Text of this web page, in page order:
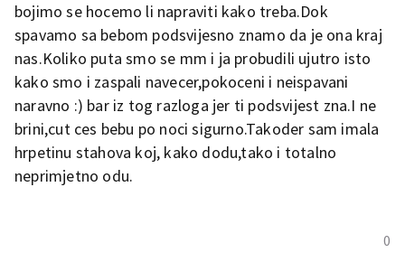
Joj, mene svega strah. Iako imam
jedno dijete, koje će uskoro imati 16
mjeseci, a kad bude imao otprilike 2
godine dobit će bracu ili seku…
strah me kako ću uspjeti sa dvoje,
jer jedva sa jednim izlazim na kraj,
pogotovo što se tiče noćnih
(ne)spavanja. Stalno se budi, plače,
ništa mu nije po volji. Mnogi mi na
Razlika između moje djece je
20mjeseci i ja sam tako
strahovala ali vjeruj mi, bit će
sve super
naravno bit će
bojimo se hocemo li napraviti kako treba.Dok
spavamo sa bebom podsvijesno znamo da je ona kraj
nas.Koliko puta smo se mm i ja probudili ujutro isto
kako smo i zaspali navecer,pokoceni i neispavani
naravno :) bar iz tog razloga jer ti podsvijest zna.I ne
brini,cut ces bebu po noci sigurno.Takoder sam imala
hrpetinu stahova koj, kako dodu,tako i totalno
neprimjetno odu.
0